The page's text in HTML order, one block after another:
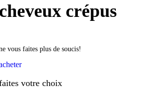
crépus
vous faites plus de soucis!
votre choix